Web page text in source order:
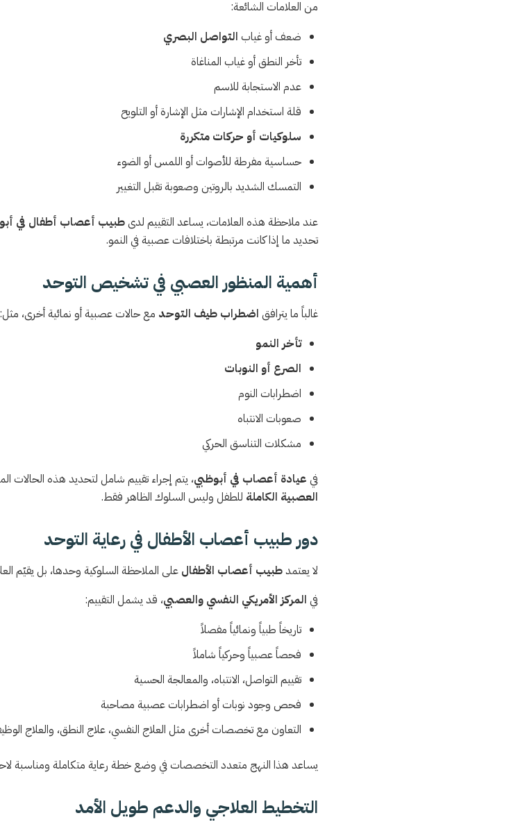
من العلامات الشائعة:
ضعف أو غياب التواصل البصري
تأخر النطق أو غياب المناغاة
عدم الاستجابة للاسم
قلة استخدام الإشارات مثل الإشارة أو التلويح
سلوكيات أو حركات متكررة
حساسية مفرطة للأصوات أو اللمس أو الضوء
التمسك الشديد بالروتين وصعوبة تقبل التغيير
عند ملاحظة هذه العلامات، يساعد التقييم لدىطبيب أعصاب أطفال في
تحديد ما إذا كانت مرتبطة باختلافات عصبية في النمو.
أهمية المنظور العصبي في تشخيص التوحد
غالباً ما يترافق اضطراب طيف التوحد مع حالات عصبية أو نمائية أخرى، مثل:
تأخر النمو
الصرع أو النوبات
اضطرابات النوم
صعوبات الانتباه
مشكلات التناسق الحركي
في عيادة أعصاب في أبوظبي، يتم إجراء تقييم شامل لتحديد هذه الحالات
العصبية الكاملة للطفل وليس السلوك الظاهر فقط.
دور طبيب أعصاب الأطفال في رعاية التوحد
لا يعتمدطبيب أعصاب الأطفال على الملاحظة السلوكية وحدها، بل يقيّم
في المركز الأمريكي النفسي والعصبي، قد يشمل التقييم:
تاريخاً طبياً ونمائياً مفصلاً
فحصاً عصبياً وحركياً شاملاً
تقييم التواصل، الانتباه، والمعالجة الحسية
فحص وجود نوبات أو اضطرابات عصبية مصاحبة
التعاون مع تخصصات أخرى مثل العلاج النفسي، علاج النطق، والعلاج
يساعد هذا النهج متعدد التخصصات في وضع خطة رعاية متكاملة ومناسبة
التخطيط العلاجي والدعم طويل الأمد